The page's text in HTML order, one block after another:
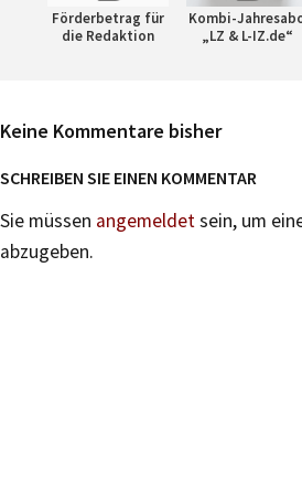
Förderbetrag für
die Redaktion
Kombi-
„LZ & L-IZ.de“
Keine Kommentare bisher
SCHREIBEN SIE EINEN KOMMENTAR
Sie müssen angemeldetsein, um
abzugeben.